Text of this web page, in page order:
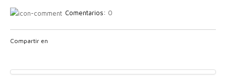
Comentarios: 0
Compartir en